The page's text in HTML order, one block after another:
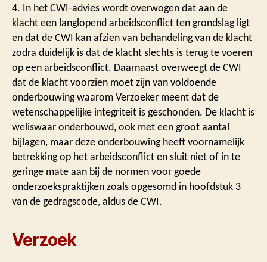
4. In het CWI-advies wordt overwogen dat aan de
klacht een langlopend arbeidsconflict ten grondslag ligt
en dat de CWI kan afzien van behandeling van de klacht
zodra duidelijk is dat de klacht slechts is terug te voeren
op een arbeidsconflict. Daarnaast overweegt de CWI
dat de klacht voorzien moet zijn van voldoende
onderbouwing waarom Verzoeker meent dat de
wetenschappelijke integriteit is geschonden. De klacht is
weliswaar onderbouwd, ook met een groot aantal
bijlagen, maar deze onderbouwing heeft voornamelijk
betrekking op het arbeidsconflict en sluit niet of in te
geringe mate aan bij de normen voor goede
onderzoekspraktijken zoals opgesomd in hoofdstuk 3
van de gedragscode, aldus de CWI.
Verzoek